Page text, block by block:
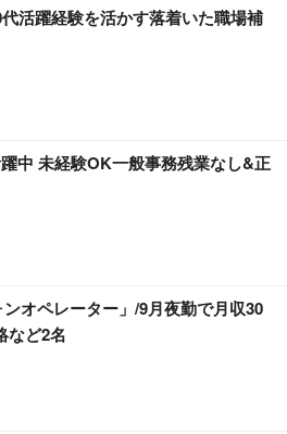
活躍経験を活かす落着いた職場補
中 未経験OK一般事務残業なし&正
オペレーター」/9月夜勤で月収30
など2名